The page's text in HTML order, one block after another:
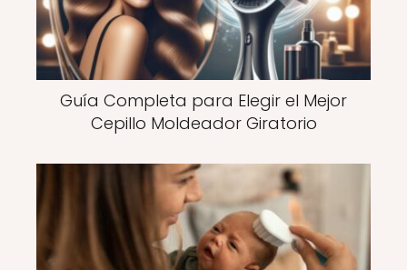
Guía Completa para Elegir el Mejor
Cepillo Moldeador Giratorio